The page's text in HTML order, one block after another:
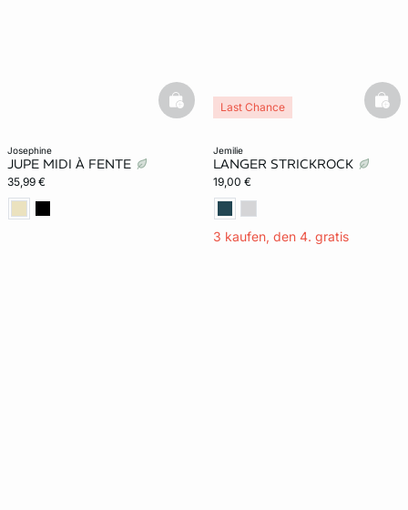
josephine
JUPE MIDI À FENTE
35,99 €
basketfull
jemilie
LANGER STRICKROCK
19,00 €
3 kaufen, den 4. gratis
Last Chance